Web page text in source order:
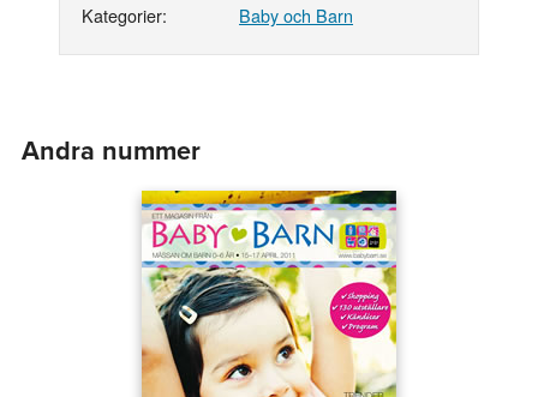
Kategorier:
Baby och Barn
Andra nummer